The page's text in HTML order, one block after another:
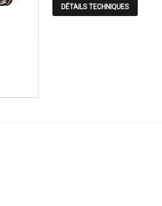
DÉTAILS TECHNIQUES